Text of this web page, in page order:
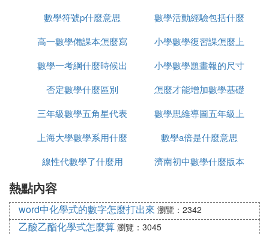
結怎麼寫
思
數學符號p什麼意思
數學活動經驗包括什麼
區別
高一數學備課本怎麼寫
小學數學復習課怎麼上
數學一考綱什麼時候出
小學數學題畫報的尺寸
是多少
否定數學什麼區別
怎麼才能增加數學基礎
三年級數學五角星代表
什麼數
數學思維導圖五年級上
怎麼寫
上海大學數學系用什麼
教材
數學a倍是什麼意思
線性代數學了什麼用
濟南初中數學什麼版本
熱點內容
word中化學式的數字怎麼打出來 瀏覽：2342
乙酸乙酯化學式怎麼算 瀏覽：3045